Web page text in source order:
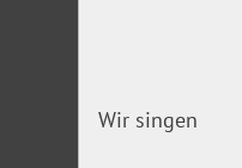
Wir singen